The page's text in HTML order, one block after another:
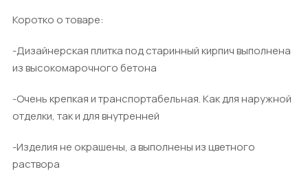
Коротко о товаре:
-Дизайнерская плитка под старинный кирпич выполнена
из высокомарочного бетона
-Очень крепкая и транспортабельная. Как для наружной
отделки, так и для внутренней
-Изделия не окрашены, а выполнены из цветного
раствора